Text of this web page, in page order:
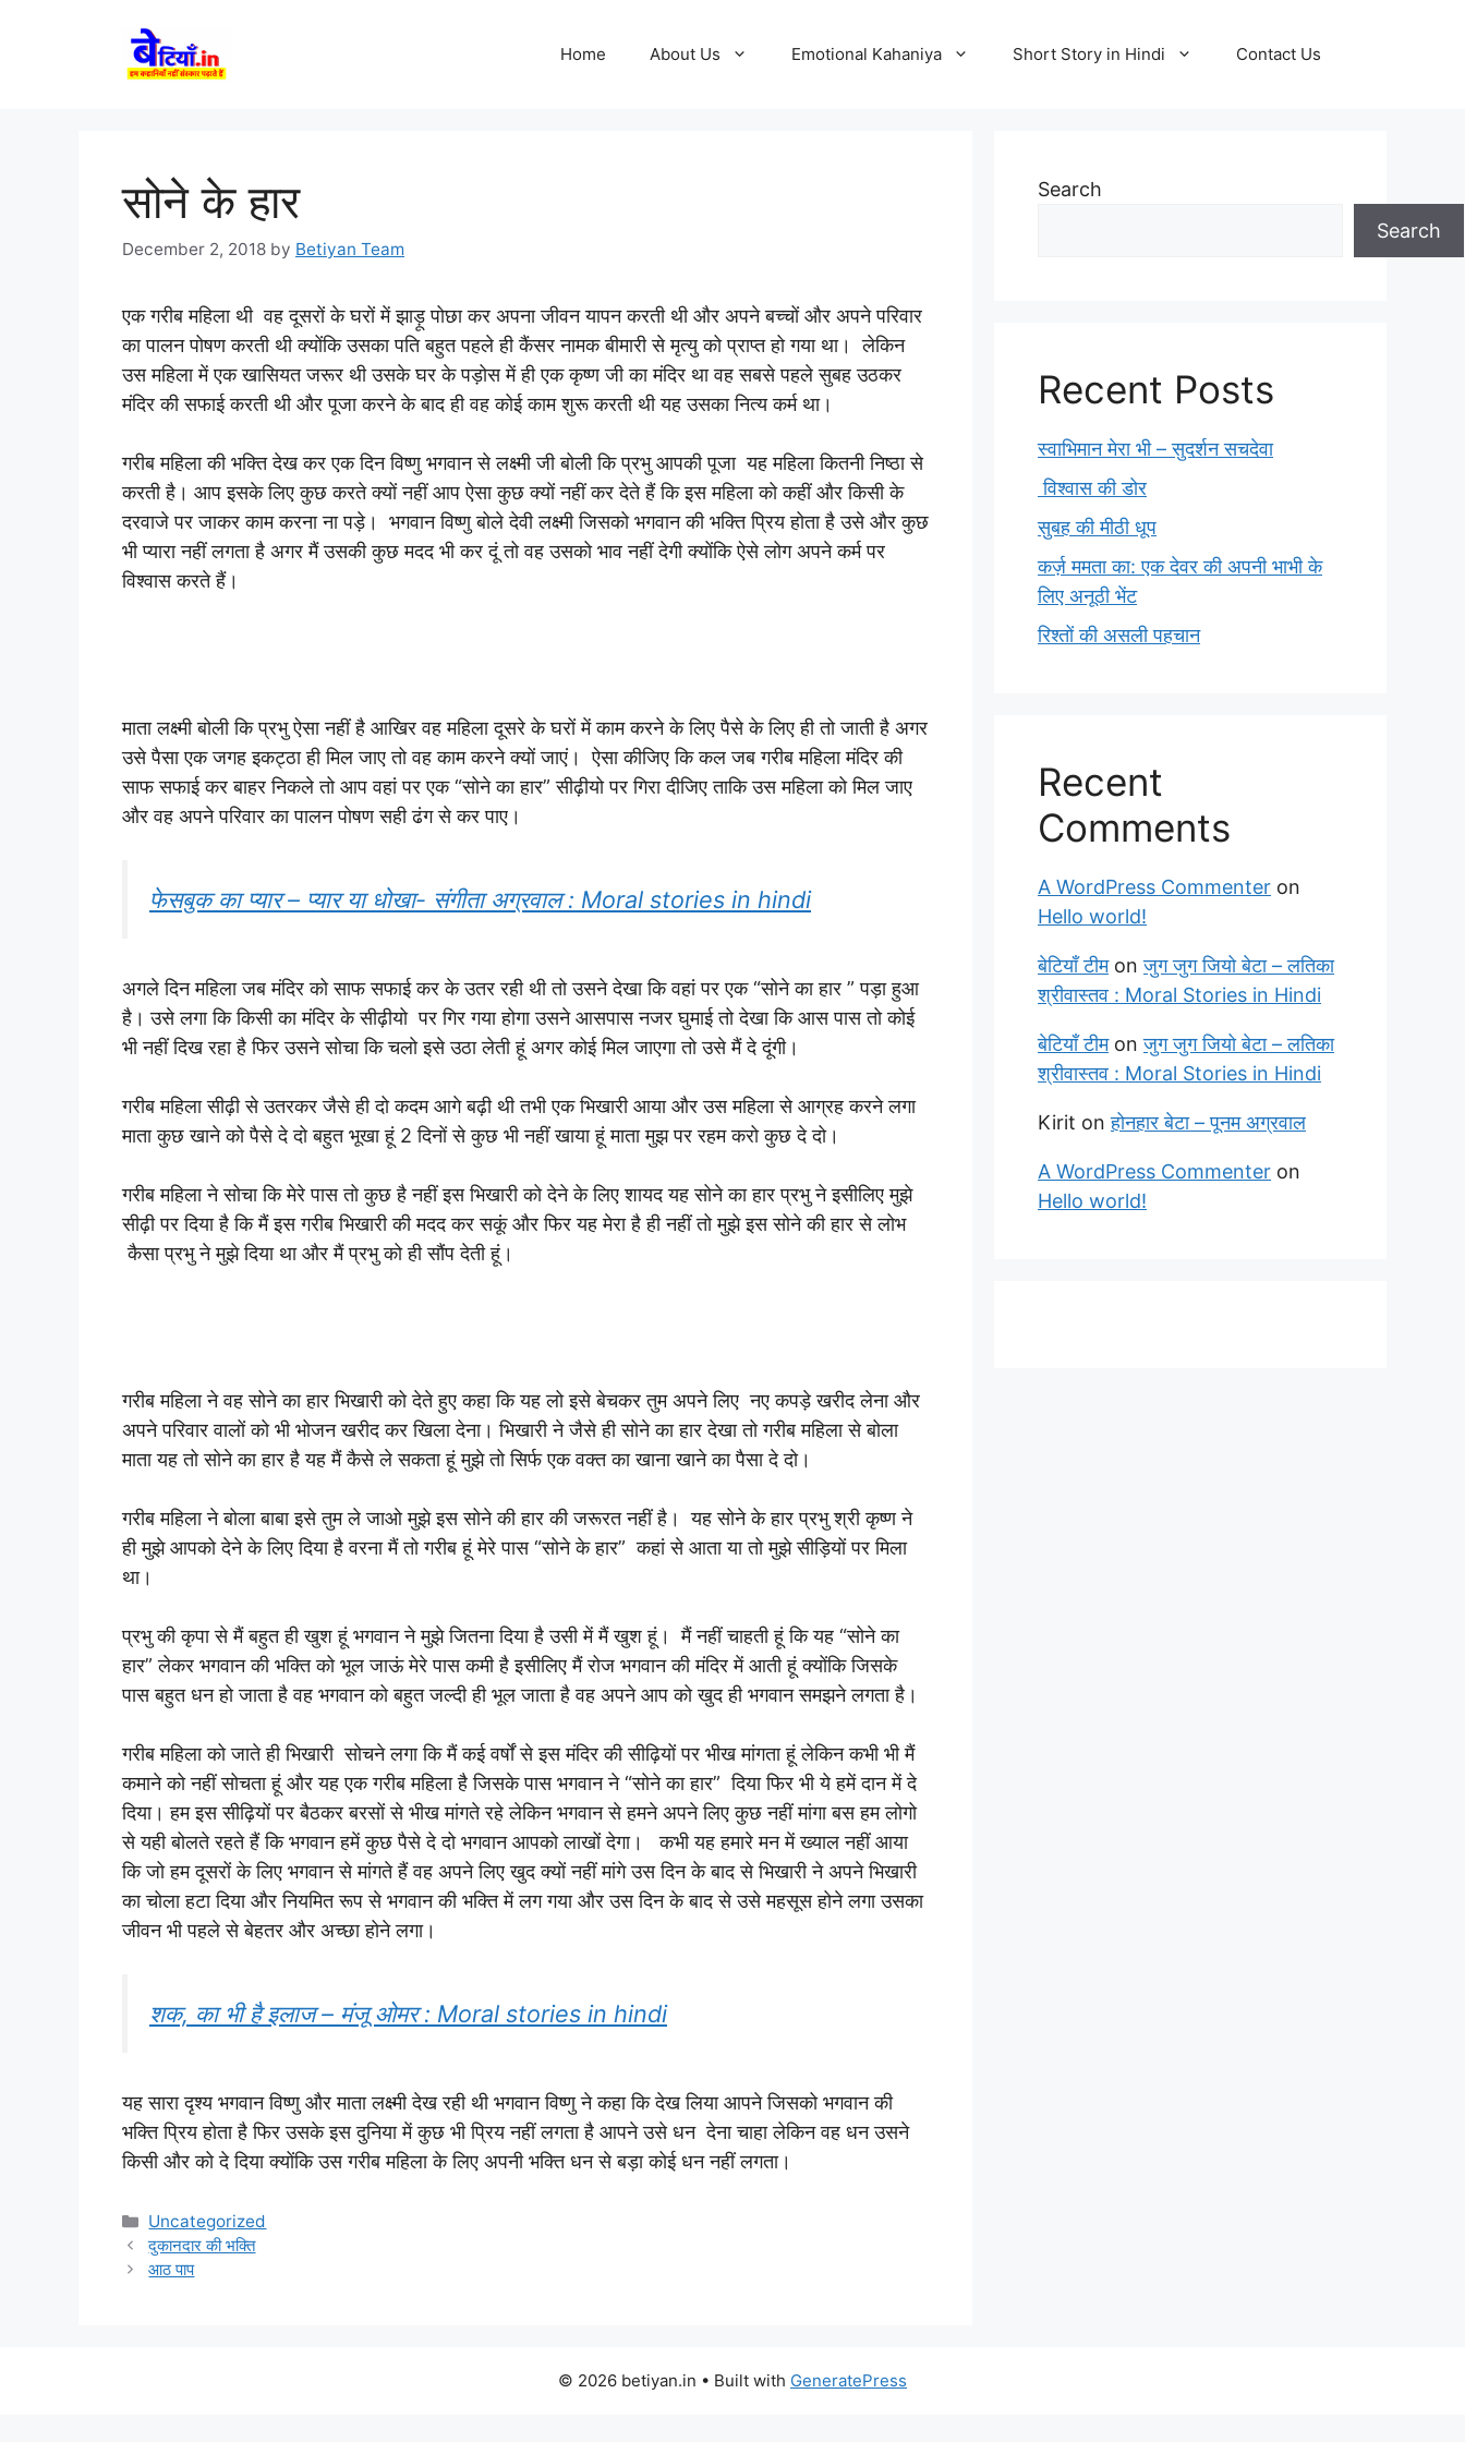
Home About Us Emotional Kahaniya Short Story in Hindi Contact Us
सोने के हार
December 2, 2018 by Betiyan Team
एक गरीब महिला थी वह दूसरों के घरों में झाड़ू पोछा कर अपना जीवन यापन करती थी और अपने बच्चों और अपने परिवार
का पालन पोषण करती थी क्योंकि उसका पति बहुत पहले ही कैंसर नामक बीमारी से मृत्यु को प्राप्त हो गया था। लेकिन
उस महिला में एक खासियत जरूर थी उसके घर के पड़ोस में ही एक कृष्ण जी का मंदिर था वह सबसे पहले सुबह उठकर
मंदिर की सफाई करती थी और पूजा करने के बाद ही वह कोई काम शुरू करती थी यह उसका नित्य कर्म था।
गरीब महिला की भक्ति देख कर एक दिन विष्णु भगवान से लक्ष्मी जी बोली कि प्रभु आपकी पूजा यह महिला कितनी निष्ठा से
करती है। आप इसके लिए कुछ करते क्यों नहीं आप ऐसा कुछ क्यों नहीं कर देते हैं कि इस महिला को कहीं और किसी के
दरवाजे पर जाकर काम करना ना पड़े। भगवान विष्णु बोले देवी लक्ष्मी जिसको भगवान की भक्ति प्रिय होता है उसे और कुछ
भी प्यारा नहीं लगता है अगर मैं उसकी कुछ मदद भी कर दूं तो वह उसको भाव नहीं देगी क्योंकि ऐसे लोग अपने कर्म पर
विश्वास करते हैं।
माता लक्ष्मी बोली कि प्रभु ऐसा नहीं है आखिर वह महिला दूसरे के घरों में काम करने के लिए पैसे के लिए ही तो जाती है अगर
उसे पैसा एक जगह इकट्ठा ही मिल जाए तो वह काम करने क्यों जाएं। ऐसा कीजिए कि कल जब गरीब महिला मंदिर की
साफ सफाई कर बाहर निकले तो आप वहां पर एक “सोने का हार” सीढ़ीयो पर गिरा दीजिए ताकि उस महिला को मिल जाए
और वह अपने परिवार का पालन पोषण सही ढंग से कर पाए।
फेसबुक का प्यार – प्यार या धोखा- संगीता अग्रवाल : Moral stories in hindi
अगले दिन महिला जब मंदिर को साफ सफाई कर के उतर रही थी तो उसने देखा कि वहां पर एक “सोने का हार ” पड़ा हुआ
है। उसे लगा कि किसी का मंदिर के सीढ़ीयो पर गिर गया होगा उसने आसपास नजर घुमाई तो देखा कि आस पास तो कोई
भी नहीं दिख रहा है फिर उसने सोचा कि चलो इसे उठा लेती हूं अगर कोई मिल जाएगा तो उसे मैं दे दूंगी।
गरीब महिला सीढ़ी से उतरकर जैसे ही दो कदम आगे बढ़ी थी तभी एक भिखारी आया और उस महिला से आग्रह करने लगा
माता कुछ खाने को पैसे दे दो बहुत भूखा हूं 2 दिनों से कुछ भी नहीं खाया हूं माता मुझ पर रहम करो कुछ दे दो।
गरीब महिला ने सोचा कि मेरे पास तो कुछ है नहीं इस भिखारी को देने के लिए शायद यह सोने का हार प्रभु ने इसीलिए मुझे
सीढ़ी पर दिया है कि मैं इस गरीब भिखारी की मदद कर सकूं और फिर यह मेरा है ही नहीं तो मुझे इस सोने की हार से लोभ
कैसा प्रभु ने मुझे दिया था और मैं प्रभु को ही सौंप देती हूं।
गरीब महिला ने वह सोने का हार भिखारी को देते हुए कहा कि यह लो इसे बेचकर तुम अपने लिए नए कपड़े खरीद लेना और
अपने परिवार वालों को भी भोजन खरीद कर खिला देना। भिखारी ने जैसे ही सोने का हार देखा तो गरीब महिला से बोला
माता यह तो सोने का हार है यह मैं कैसे ले सकता हूं मुझे तो सिर्फ एक वक्त का खाना खाने का पैसा दे दो।
गरीब महिला ने बोला बाबा इसे तुम ले जाओ मुझे इस सोने की हार की जरूरत नहीं है। यह सोने के हार प्रभु श्री कृष्ण ने
ही मुझे आपको देने के लिए दिया है वरना मैं तो गरीब हूं मेरे पास “सोने के हार” कहां से आता या तो मुझे सीड़ियों पर मिला
था।
प्रभु की कृपा से मैं बहुत ही खुश हूं भगवान ने मुझे जितना दिया है उसी में मैं खुश हूं। मैं नहीं चाहती हूं कि यह “सोने का
हार” लेकर भगवान की भक्ति को भूल जाऊं मेरे पास कमी है इसीलिए मैं रोज भगवान की मंदिर में आती हूं क्योंकि जिसके
पास बहुत धन हो जाता है वह भगवान को बहुत जल्दी ही भूल जाता है वह अपने आप को खुद ही भगवान समझने लगता है।
गरीब महिला को जाते ही भिखारी सोचने लगा कि मैं कई वर्षों से इस मंदिर की सीढ़ियों पर भीख मांगता हूं लेकिन कभी भी मैं
कमाने को नहीं सोचता हूं और यह एक गरीब महिला है जिसके पास भगवान ने “सोने का हार” दिया फिर भी ये हमें दान में दे
दिया। हम इस सीढ़ियों पर बैठकर बरसों से भीख मांगते रहे लेकिन भगवान से हमने अपने लिए कुछ नहीं मांगा बस हम लोगो
से यही बोलते रहते हैं कि भगवान हमें कुछ पैसे दे दो भगवान आपको लाखों देगा। कभी यह हमारे मन में ख्याल नहीं आया
कि जो हम दूसरों के लिए भगवान से मांगते हैं वह अपने लिए खुद क्यों नहीं मांगे उस दिन के बाद से भिखारी ने अपने भिखारी
का चोला हटा दिया और नियमित रूप से भगवान की भक्ति में लग गया और उस दिन के बाद से उसे महसूस होने लगा उसका
जीवन भी पहले से बेहतर और अच्छा होने लगा।
शक, का भी है इलाज – मंजू ओमर : Moral stories in hindi
यह सारा दृश्य भगवान विष्णु और माता लक्ष्मी देख रही थी भगवान विष्णु ने कहा कि देख लिया आपने जिसको भगवान की
भक्ति प्रिय होता है फिर उसके इस दुनिया में कुछ भी प्रिय नहीं लगता है आपने उसे धन देना चाहा लेकिन वह धन उसने
किसी और को दे दिया क्योंकि उस गरीब महिला के लिए अपनी भक्ति धन से बड़ा कोई धन नहीं लगता।
Categories
Uncategorized
दुकानदार की भक्ति
आठ पाप
Search
Search
Recent Posts
स्वाभिमान मेरा भी – सुदर्शन सचदेवा
विश्वास की डोर
सुबह की मीठी धूप
कर्ज़ ममता का: एक देवर की अपनी भाभी के
लिए अनूठी भेंट
रिश्तों की असली पहचान
Recent
Comments
A WordPress Commenter on
Hello world!
बेटियाँ टीमonजुग जुग जियो बेटा – लतिका
श्रीवास्तव : Moral Stories in Hindi
बेटियाँ टीमonजुग जुग जियो बेटा – लतिका
श्रीवास्तव : Moral Stories in Hindi
Kirit onहोनहार बेटा – पूनम अग्रवाल
A WordPress Commenter on
Hello world!
© 2026 betiyan.in • Built with GeneratePress